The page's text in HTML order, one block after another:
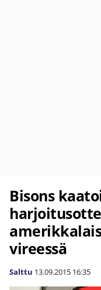
Bisons
vireessä
Salttu 13.09.2015 16:35